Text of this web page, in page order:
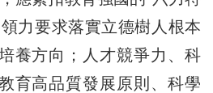
力要求落實立德樹人根本
養方向；人才競爭力、科
育高品質發展原則、科學